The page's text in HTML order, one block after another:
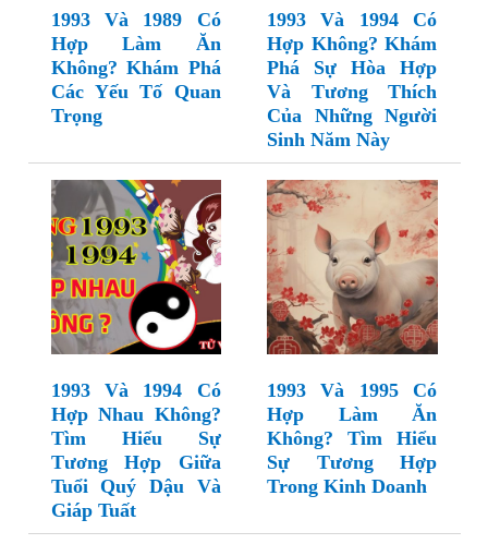
1993 Và 1989 Có
Hợp Làm Ăn
Không? Khám Phá
Các Yếu Tố Quan
Trọng
1993 Và 1994 Có
Hợp Không? Khám
Phá Sự Hòa Hợp
Và Tương Thích
Của Những Người
Sinh Năm Này
1993 Và 1994 Có
Hợp Nhau Không?
Tìm Hiểu Sự
Tương Hợp Giữa
Tuổi Quý Dậu Và
Giáp Tuất
1993 Và 1995 Có
Hợp Làm Ăn
Không? Tìm Hiểu
Sự Tương Hợp
Trong Kinh Doanh